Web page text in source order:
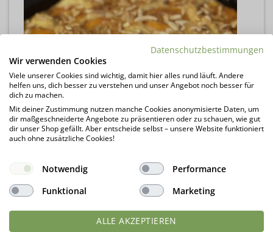
Datenschutzbestimmungen
Wir verwenden Cookies
Viele unserer Cookies sind wichtig, damit hier alles rund läuft. Andere
helfen uns, dich besser zu verstehen und unser Angebot noch besser für
dich zu machen.
Mit deiner Zustimmung nutzen manche Cookies anonymisierte Daten, um
dir maßgeschneiderte Angebote zu präsentieren oder zu schauen, wie gut
dir unser Shop gefällt. Aber entscheide selbst – unsere Website funktioniert
auch ohne zusätzliche Cookies!
Notwendig
Performance
Funktional
Marketing
ALLE AKZEPTIEREN